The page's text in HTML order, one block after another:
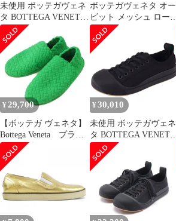
未使用 ボッテガヴェネ
タ BOTTEGA VENETA
スニーカー ブーツ ハイ
ボッテガヴェネタ オー
ビット メッシュ ロート
ップ スニーカー シュー
ズ シルバー ホワイト
38【中古】
¥ 29,700
【ボッテガ ヴェネタ】
Bottega Veneta プラッ
トスニーカー スリッポ
ン イントレチャート パ
ラキート グリーン 38
1/2 【中古】【鑑定済・
正規品保証】189898
¥ 30,010
未使用 ボッテガヴェネ
タ BOTTEGA VENETA
スニーカー バルカン ロ